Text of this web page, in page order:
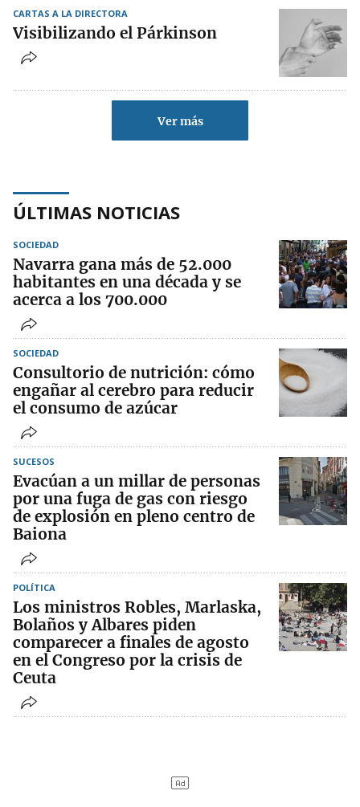
CARTAS A LA DIRECTORA
Visibilizando el Párkinson
Ver más
ÚLTIMAS NOTICIAS
SOCIEDAD
Navarra gana más de 52.000
habitantes en una década y se
acerca a los 700.000
SOCIEDAD
Consultorio de nutrición: cómo
engañar al cerebro para reducir
el consumo de azúcar
SUCESOS
Evacúan a un millar de personas
por una fuga de gas con riesgo
de explosión en pleno centro de
Baiona
POLÍTICA
Los ministros Robles, Marlaska,
Bolaños y Albares piden
comparecer a finales de agosto
en el Congreso por la crisis de
Ceuta